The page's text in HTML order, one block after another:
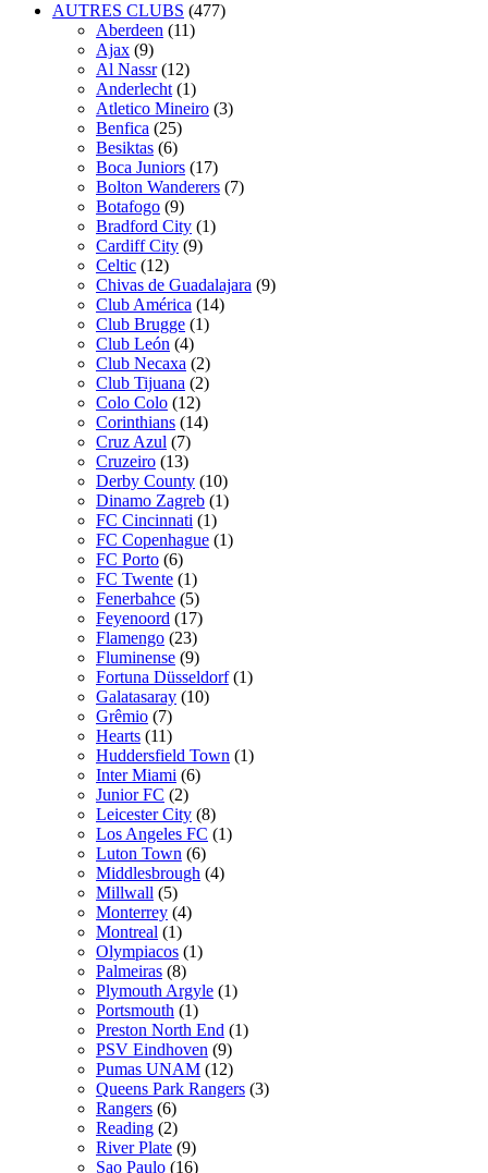
AUTRES CLUBS (477)
Aberdeen (11)
Ajax (9)
Al Nassr (12)
Anderlecht (1)
Atletico Mineiro (3)
Benfica (25)
Besiktas (6)
Boca Juniors (17)
Bolton Wanderers (7)
Botafogo (9)
Bradford City (1)
Cardiff City (9)
Celtic (12)
Chivas de Guadalajara (9)
Club América (14)
Club Brugge (1)
Club León (4)
Club Necaxa (2)
Club Tijuana (2)
Colo Colo (12)
Corinthians (14)
Cruz Azul (7)
Cruzeiro (13)
Derby County (10)
Dinamo Zagreb (1)
FC Cincinnati (1)
FC Copenhague (1)
FC Porto (6)
FC Twente (1)
Fenerbahce (5)
Feyenoord (17)
Flamengo (23)
Fluminense (9)
Fortuna Düsseldorf (1)
Galatasaray (10)
Grêmio (7)
Hearts (11)
Huddersfield Town (1)
Inter Miami (6)
Junior FC (2)
Leicester City (8)
Los Angeles FC (1)
Luton Town (6)
Middlesbrough (4)
Millwall (5)
Monterrey (4)
Montreal (1)
Olympiacos (1)
Palmeiras (8)
Plymouth Argyle (1)
Portsmouth (1)
Preston North End (1)
PSV Eindhoven (9)
Pumas UNAM (12)
Queens Park Rangers (3)
Rangers (6)
Reading (2)
River Plate (9)
Sao Paulo (16)